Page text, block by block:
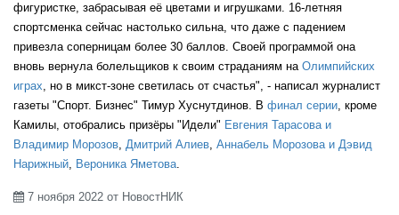
фигуристке, забрасывая её цветами и игрушками. 16-летняя
спортсменка сейчас настолько сильна, что даже с падением
привезла соперницам более 30 баллов. Своей программой она
вновь вернула болельщиков к своим страданиям на Олимпийских
играх, но в микст-зоне светилась от счастья", - написал журналист
газеты "Спорт. Бизнес" Тимур Хуснутдинов. В финал серии, кроме
Камилы, отобрались призёры "Идели" Евгения Тарасова и
Владимир Морозов, Дмитрий Алиев, Аннабель Морозова и Дэвид
Нарижный, Вероника Яметова.
 7 ноября 2022 от НовостНИК